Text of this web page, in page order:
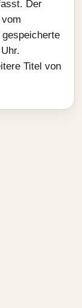
Der
Titel von